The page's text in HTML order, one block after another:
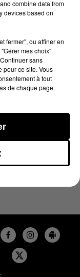
2025 À 10H00
combine data from
devices based on
fermer", ou affiner en
mes choix".
sans
pour ce site. Vous
à tout
de chaque page.